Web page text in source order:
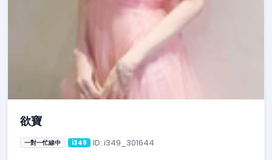
欲寶
一對一忙線中 i349 ID: i349_301644